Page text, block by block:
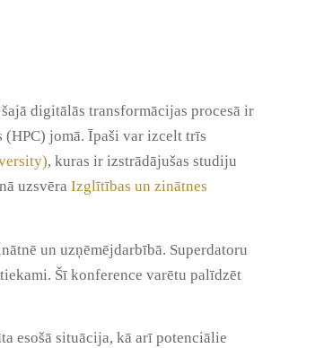
digitālās transformācijas procesā ir
(HPC) jomā. Īpaši var izcelt trīs
, kuras ir izstrādājušas studiju
uzsvēra Izglītības un zinātnes
un uzņēmējdarbībā. Superdatoru
Šī konference varētu palīdzēt
esošā situācija, kā arī potenciālie